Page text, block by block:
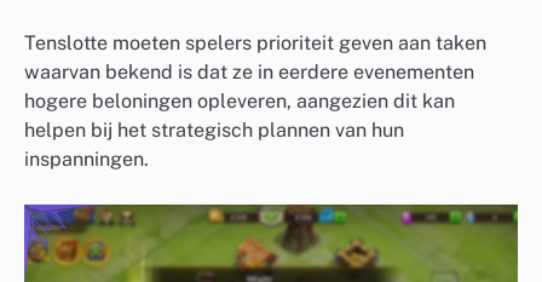
Tenslotte moeten spelers prioriteit geven aan taken
waarvan bekend is dat ze in eerdere evenementen
hogere beloningen opleveren, aangezien dit kan
helpen bij het strategisch plannen van hun
inspanningen.